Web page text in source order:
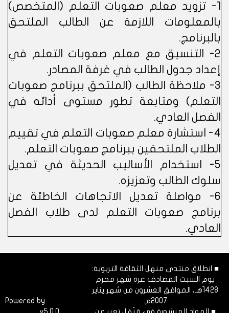
1- تزويد معلم صعوبات التعلم (المتخصص)
بالمعلومات اللازمة عن الطالب الملتحق
بالبرنامج.
2- التنسيق مع معلم صعوبات التعلم في
إعداد جدول الطالب في غرفة المصادر.
3- ملاحظة الطالب (الملتحق ببرنامج صعوبات
التعلم) ومتابعة تطور مستوى أدائه في
الفصل العادي.
4- استشارة معلم صعوبات التعلم في تقييم
الطلاب الملتحقين ببرنامج صعوبات التعلم.
5- استخدام الأساليب الحديثة في تعديل
سلوك الطالب وتعزيزه.
6- مواصلة تعديل الاتجاهات الخاطئة عن
برنامج صعوبات التعلم لدى طلاب الفصل
العادي.
■ انطلاق منتدى منهل الثقافة التربوية:
يوم السبت المصادف غرة شهر محرم
1428هـ، الموافق العشرون من شهر يناير
2007م.
Powered by